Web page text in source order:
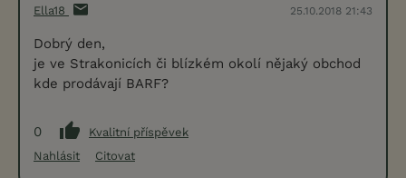
Ella18 25.10.2018 21:43
Dobrý den,
je ve Strakonicích či blízkém okolí nějaký obchod
kde prodávají BARF?
0
Kvalitní příspěvek
Nahlásit
Citovat